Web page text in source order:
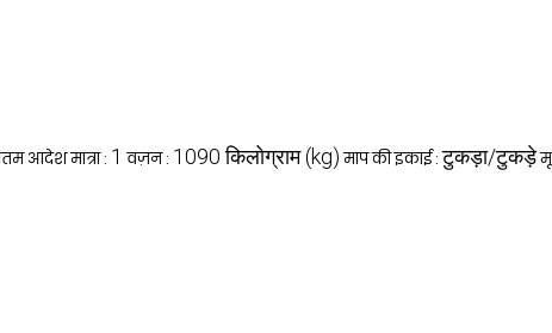
आदेश मात्रा : 1 वज़न : 1090 किलोग्राम (kg) माप की इकाई :टुकड़ा/टुकड़े